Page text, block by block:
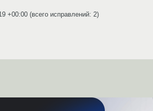
+00:00 (всего исправлений: 2)